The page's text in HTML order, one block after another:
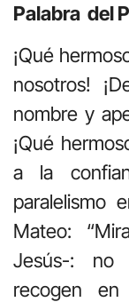
Palabra del
¡Qué
nosotros!
nombre y
¡Qué
a la
paralelismo
Mateo:
Jesús-: no
recogen